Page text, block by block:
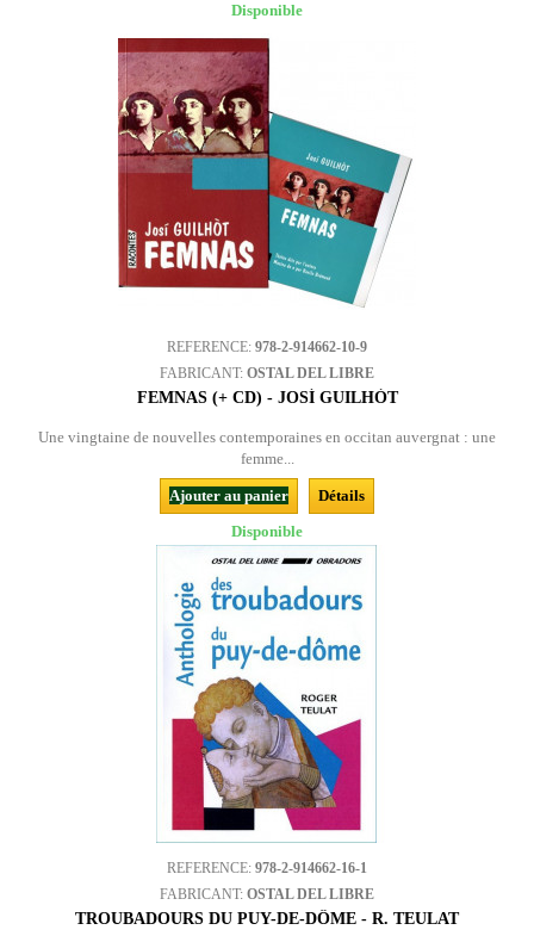
Disponible
REFERENCE: 978-2-914662-10-9
FABRICANT: OSTAL DEL LIBRE
FEMNAS (+ CD) - JOSÍ GUILHÒT
Une vingtaine de nouvelles contemporaines en occitan auvergnat : une
femme...
Ajouter au panier
Détails
Disponible
REFERENCE: 978-2-914662-16-1
FABRICANT: OSTAL DEL LIBRE
TROUBADOURS DU PUY-DE-DÔME - R. TEULAT